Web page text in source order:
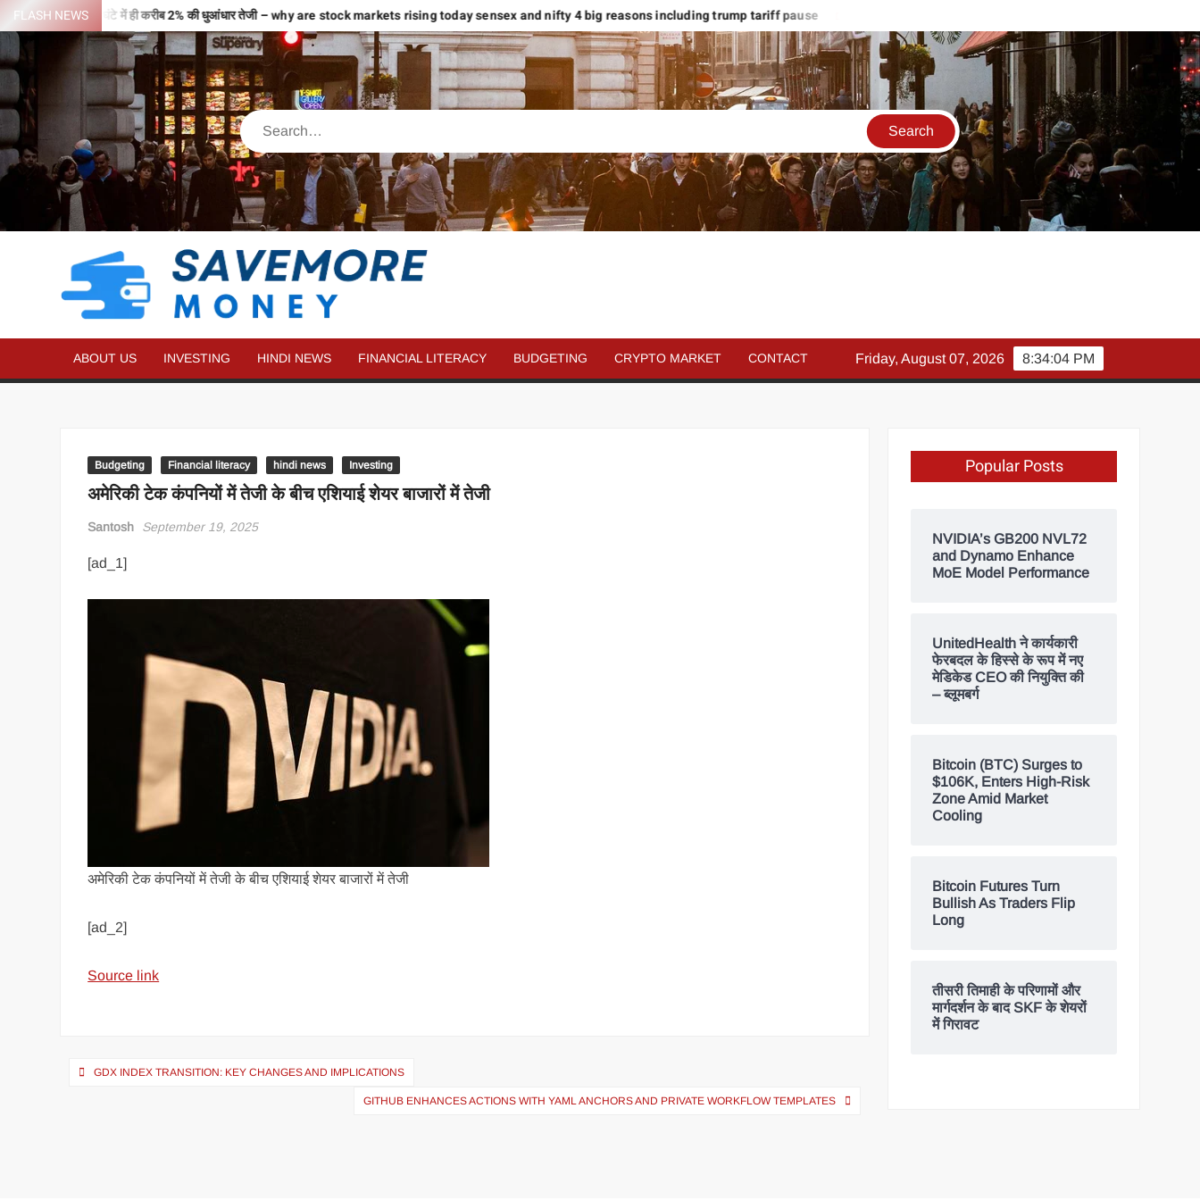
FLASH NEWS
से भरी उड़ान…2 घंटे में ही करीब 2% की धुआंधार तेजी – why are stock markets rising today sensex and nifty 4 big reasons including trump tariff pause
MORE
MONEY
RELATED
ABOUT US INVESTING HINDI NEWS FINANCIAL LITERACY BUDGETING CRYPTO MARKET CONTACT 8:34:04 PM
Friday, August 07, 2026
Budgeting Financial literacy hindi news Investing
अमेरिकी टेक कंपनियों में तेजी के बीच एशियाई शेयर बाजारों में तेजी
Santosh September 19, 2025
[ad_1]
अमेरिकी टेक कंपनियों में तेजी के बीच एशियाई शेयर बाजारों में तेजी
[ad_2]
Source link
GDX INDEX TRANSITION: KEY CHANGES AND IMPLICATIONS
GITHUB ENHANCES ACTIONS WITH YAML ANCHORS AND PRIVATE WORKFLOW TEMPLATES
Popular Posts
NVIDIA’s GB200 NVL72
and Dynamo Enhance
MoE Model Performance
UnitedHealth ने कार्यकारी
फेरबदल के हिस्से के रूप में नए
मेडिकेड CEO की नियुक्ति की
– ब्लूमबर्ग
Bitcoin (BTC) Surges to
$106K, Enters High-Risk
Zone Amid Market
Cooling
Bitcoin Futures Turn
Bullish As Traders Flip
Long
तीसरी तिमाही के परिणामों और
मार्गदर्शन के बाद SKF के शेयरों
में गिरावट